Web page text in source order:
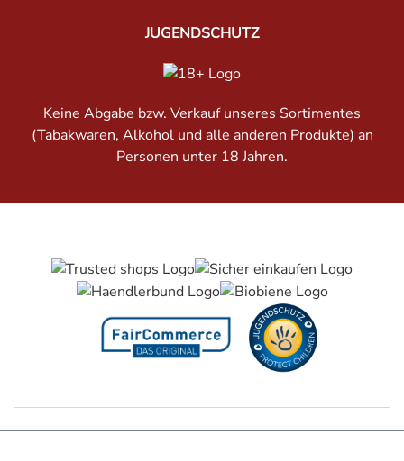
JUGENDSCHUTZ
Keine Abgabe bzw. Verkauf unseres Sortimentes
(Tabakwaren, Alkohol und alle anderen Produkte) an
Personen unter 18 Jahren.
Barrierefreiheitserklärung Jugendschutz
Impressum